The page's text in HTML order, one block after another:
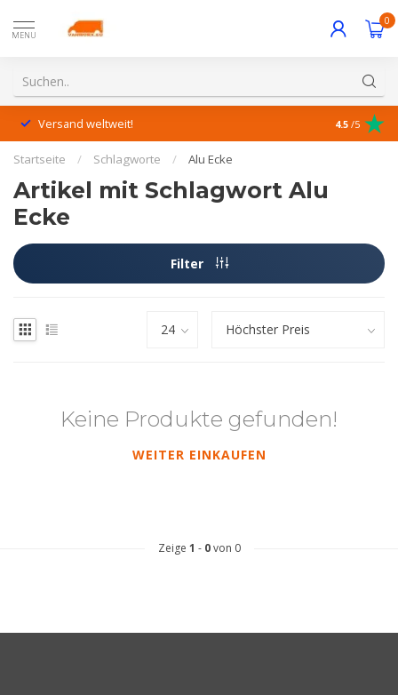
MENU
0
Versand weltweit! 4.5 /5
Startseite / Schlagworte / Alu Ecke
Artikel mit Schlagwort Alu
Ecke
Filter
Keine Produkte gefunden!
WEITER EINKAUFEN
Zeige 1 - 0von 0